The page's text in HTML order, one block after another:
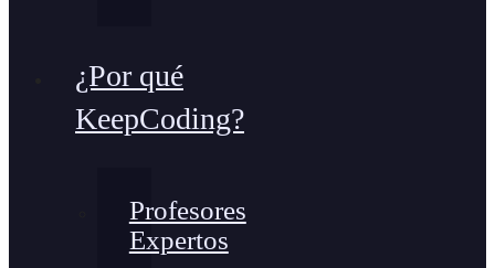
¿Por qué
KeepCoding?
Profesores
Expertos